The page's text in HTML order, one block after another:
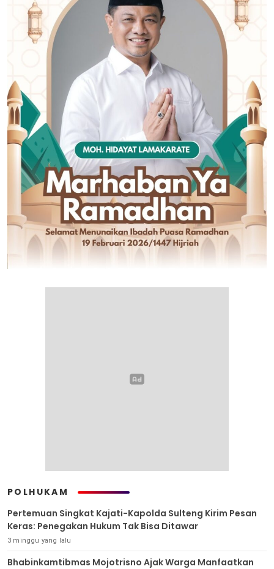
POLHUKAM
Pertemuan Singkat Kajati-Kapolda Sulteng Kirim Pesan
Keras: Penegakan Hukum Tak Bisa Ditawar
3 minggu yang lalu
Bhabinkamtibmas Mojotrisno Ajak Warga Manfaatkan